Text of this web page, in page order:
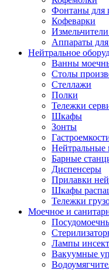
Фонтаны для
Кофеварки
Измельчители
Аппараты для
Нейтральное
Ванны
Столы
Стеллажи
Полки
Тележки
Шкафы
Зонты
Нейтральные
Барные
Диспенсеры
Прилавки
Шкафы
Тележки
Моечное и
Лампы
Вакуумные